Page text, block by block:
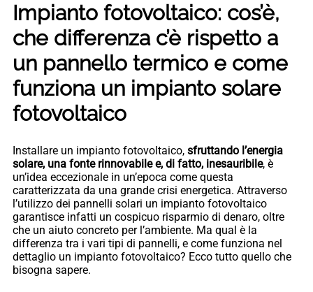
Impianto fotovoltaico: cos’è,
che differenza c’è rispetto a
un pannello termico e come
funziona un impianto solare
fotovoltaico
Installare un impianto fotovoltaico, sfruttando l’energia
solare, una fonte rinnovabile e, di fatto, inesauribile, è
un’idea eccezionale in un’epoca come questa
caratterizzata da una grande crisi energetica. Attraverso
l’utilizzo dei pannelli solari un impianto fotovoltaico
garantisce infatti un cospicuo risparmio di denaro, oltre
che un aiuto concreto per l’ambiente. Ma qual è la
differenza tra i vari tipi di pannelli, e come funziona nel
dettaglio un impianto fotovoltaico? Ecco tutto quello che
bisogna sapere.